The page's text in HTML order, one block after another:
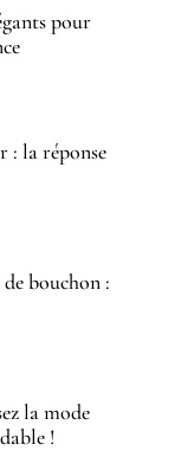
pour
: la réponse
bouchon :
la mode
!